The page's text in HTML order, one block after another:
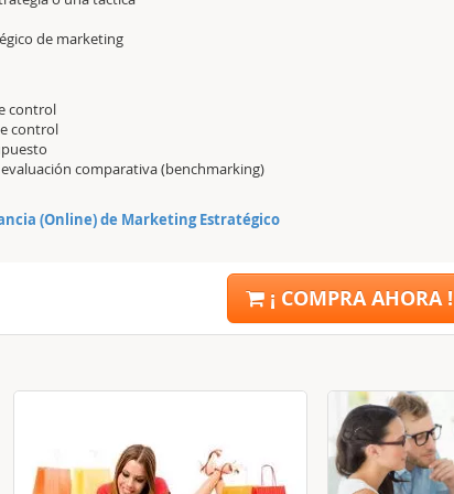
de marketing
control
control
comparativa (benchmarking)
(Online) de Marketing Estratégico
¡ COMPRA AHORA !